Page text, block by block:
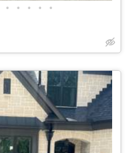
• • • • •